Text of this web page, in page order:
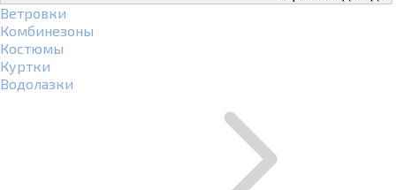
Ветровки
Комбинезоны
Костюмы
Куртки
Водолазки